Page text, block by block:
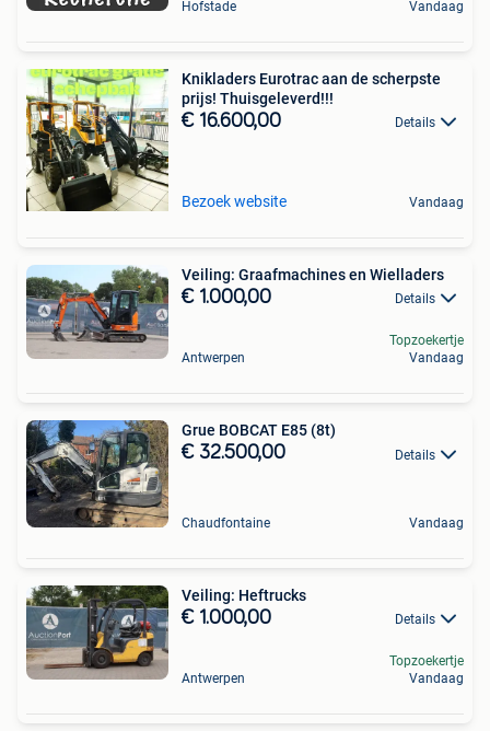
Hofstade
Vandaag
Knikladers Eurotrac aan de scherpste
prijs! Thuisgeleverd!!!
€ 16.600,00 Details
Bezoek website Vandaag
Veiling: Graafmachines en Wielladers
€ 1.000,00 Details
Antwerpen
Topzoekertje
Vandaag
Grue BOBCAT E85 (8t)
€ 32.500,00 Details
Chaudfontaine Vandaag
Veiling: Heftrucks
€ 1.000,00 Details
Antwerpen
Topzoekertje
Vandaag